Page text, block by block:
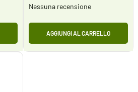
Nessuna recensione
AGGIUNGI AL CARRELLO